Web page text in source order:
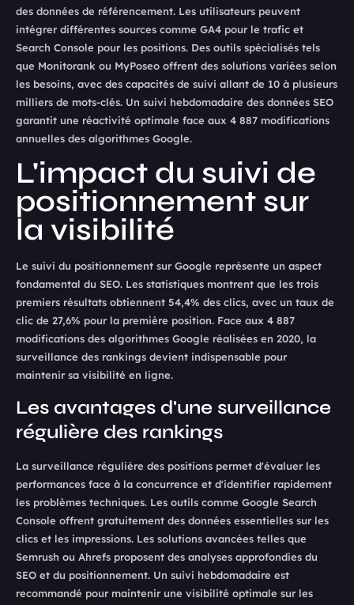
des données de référencement. Les utilisateurs peuvent
intégrer différentes sources comme GA4 pour le trafic et
Search Console pour les positions. Des outils spécialisés tels
que Monitorank ou MyPoseo offrent des solutions variées selon
les besoins, avec des capacités de suivi allant de 10 à plusieurs
milliers de mots-clés. Un suivi hebdomadaire des données SEO
garantit une réactivité optimale face aux 4 887 modifications
annuelles des algorithmes Google.
L'impact du suivi de
positionnement sur
la visibilité
Le suivi du positionnement sur Google représente un aspect
fondamental du SEO. Les statistiques montrent que les trois
premiers résultats obtiennent 54,4% des clics, avec un taux de
clic de 27,6% pour la première position. Face aux 4 887
modifications des algorithmes Google réalisées en 2020, la
surveillance des rankings devient indispensable pour
maintenir sa visibilité en ligne.
Les avantages d'une surveillance
régulière des rankings
La surveillance régulière des positions permet d'évaluer les
performances face à la concurrence et d'identifier rapidement
les problèmes techniques. Les outils comme Google Search
Console offrent gratuitement des données essentielles sur les
clics et les impressions. Les solutions avancées telles que
Semrush ou Ahrefs proposent des analyses approfondies du
SEO et du positionnement. Un suivi hebdomadaire est
recommandé pour maintenir une visibilité optimale sur les